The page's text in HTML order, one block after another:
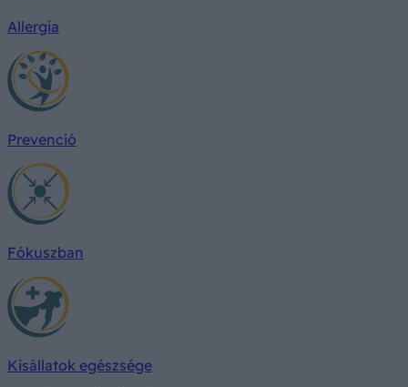
Allergia
Prevenció
Fókuszban
Kisállatok egészsége